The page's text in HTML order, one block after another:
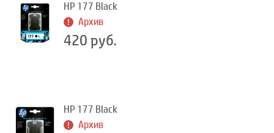
HP 177 Black
Архив
420 руб.
HP 177 Black
Архив